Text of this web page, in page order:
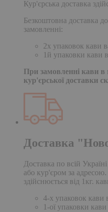
Кур'єрська доставка
Безкоштовна доставка
замовленні:
2х упаковок кави
1й упаковки кави
При замовленні кави в
кур'єрської доставки
Доставка
Доставка по всій
або кур'єром за
здійснюється від 1кг.
4-х упаковок кави
1-ої упаковки